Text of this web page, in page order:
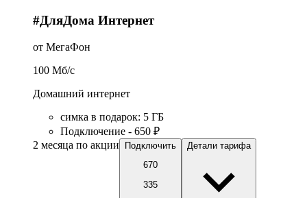
#ДляДома Интернет
от МегаФон
100 Мб/c
Домашний интернет
симка в подарок: 5 ГБ
Подключение - 650 ₽
2 месяца по акции
Подключить
670
335
Детали тарифа